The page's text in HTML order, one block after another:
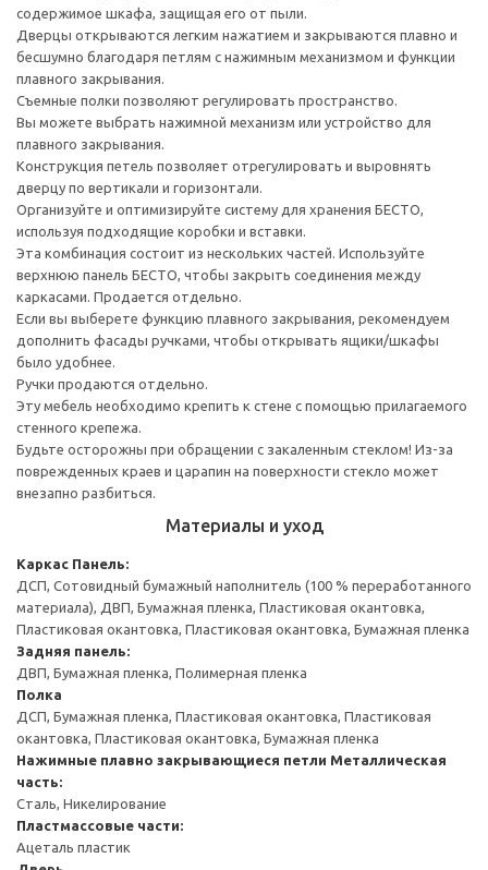
содержимое шкафа, защищая его от пыли.
Дверцы открываются легким нажатием и закрываются плавно и
бесшумно благодаря петлям с нажимным механизмом и функции
плавного закрывания.
Съемные полки позволяют регулировать пространство.
Вы можете выбрать нажимной механизм или устройство для
плавного закрывания.
Конструкция петель позволяет отрегулировать и выровнять
дверцу по вертикали и горизонтали.
Организуйте и оптимизируйте систему для хранения БЕСТО,
используя подходящие коробки и вставки.
Эта комбинация состоит из нескольких частей. Используйте
верхнюю панель БЕСТО, чтобы закрыть соединения между
каркасами. Продается отдельно.
Если вы выберете функцию плавного закрывания, рекомендуем
дополнить фасады ручками, чтобы открывать ящики/шкафы
было удобнее.
Ручки продаются отдельно.
Эту мебель необходимо крепить к стене с помощью прилагаемого
стенного крепежа.
Будьте осторожны при обращении с закаленным стеклом! Из-за
поврежденных краев и царапин на поверхности стекло может
внезапно разбиться.
Материалы и уход
Каркас Панель:
ДСП, Сотовидный бумажный наполнитель (100 % переработанного
материала), ДВП, Бумажная пленка, Пластиковая окантовка,
Пластиковая окантовка, Пластиковая окантовка, Бумажная пленка
Задняя панель:
ДВП, Бумажная пленка, Полимерная пленка
Полка
ДСП, Бумажная пленка, Пластиковая окантовка, Пластиковая
окантовка, Пластиковая окантовка, Бумажная пленка
Нажимные плавно закрывающиеся петли Металлическая
часть:
Сталь, Никелирование
Пластмассовые части:
Ацеталь пластик